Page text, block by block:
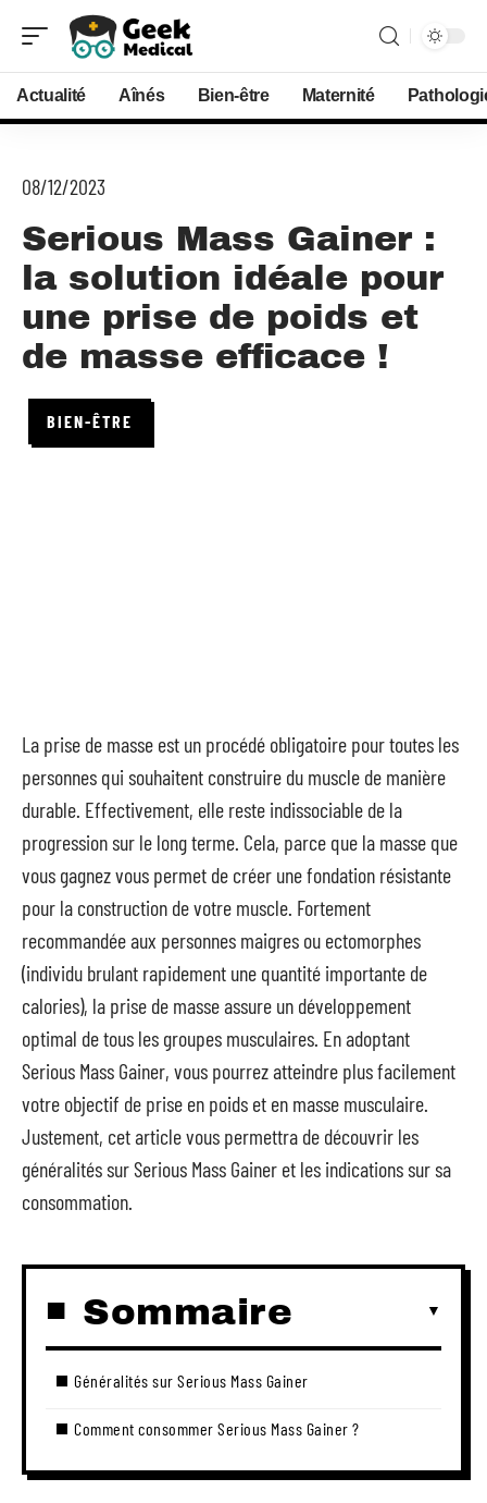
Actualité Aînés Bien-être Maternité
08/12/2023
Serious Mass Gainer :
la solution idéale pour
une prise de poids et
de masse efficace !
BIEN-ÊTRE
La prise de masse est un procédé obligatoire pour toutes les
personnes qui souhaitent construire du muscle de manière
durable. Effectivement, elle reste indissociable de la
progression sur le long terme. Cela, parce que la masse que
vous gagnez vous permet de créer une fondation résistante
pour la construction de votre muscle. Fortement
recommandée aux personnes maigres ou ectomorphes
(individu brulant rapidement une quantité importante de
calories), la prise de masse assure un développement
optimal de tous les groupes musculaires. En adoptant
Serious Mass Gainer, vous pourrez atteindre plus facilement
votre objectif de prise en poids et en masse musculaire.
Justement, cet article vous permettra de découvrir les
généralités sur Serious Mass Gainer et les indications sur sa
consommation.
Sommaire
Généralités sur Serious Mass Gainer
Comment consommer Serious Mass Gainer ?